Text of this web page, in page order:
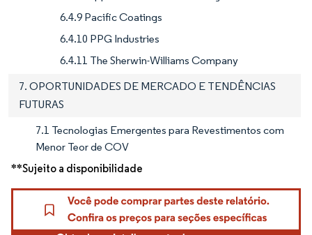
6.4.9 Pacific Coatings
6.4.10 PPG Industries
6.4.11 The Sherwin-Williams Company
7. OPORTUNIDADES DE MERCADO E TENDÊNCIAS
FUTURAS
7.1 Tecnologias Emergentes para Revestimentos com
Menor Teor de COV
**Sujeito a disponibilidade